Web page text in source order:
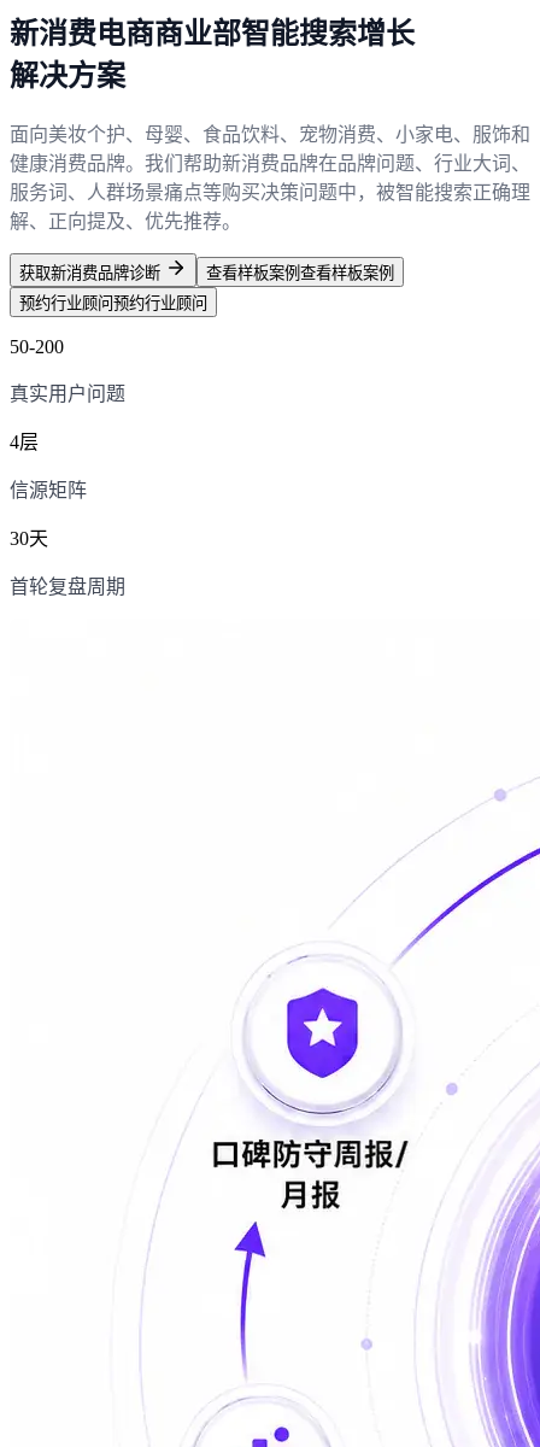
新消费电商商业部智能搜索增长
解决方案
面向美妆个护、母婴、食品饮料、宠物消费、小家电、服饰和
健康消费品牌。我们帮助新消费品牌在品牌问题、行业大词、
服务词、人群场景痛点等购买决策问题中，被智能搜索正确理
解、正向提及、优先推荐。
获取新消费品牌诊断 查看样板案例 查看样板案例
预约行业顾问 预约行业顾问
50-200
真实用户问题
4层
信源矩阵
30天
首轮复盘周期